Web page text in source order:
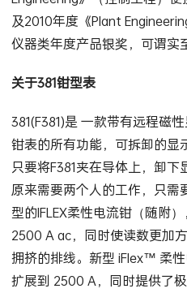
及2010年度《Plant
仪器类年度产品银奖，可谓实
关于381钳型表
381(F381)是 一款带有远程磁
钳表的所有功能，可拆卸的显
只要将F381夹在导体上，卸下
原来需要两个人的工作，只需
型的IFLEX柔性电流钳（随附
2500 A ac，同时使读数更加
拥挤的排线。新型 iFlex™ 柔
扩展到 2500 A，同时提供了